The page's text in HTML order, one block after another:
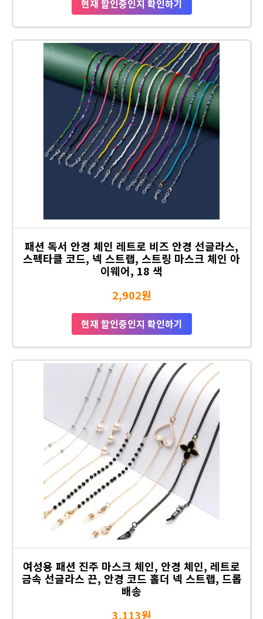
현재 할인중인지 확인하기
패션 독서 안경 체인 레트로 비즈 안경 선글라스,
스펙타클 코드, 넥 스트랩, 스트링 마스크 체인 아
이웨어, 18 색
2,902원
현재 할인중인지 확인하기
여성용 패션 진주 마스크 체인, 안경 체인, 레트로
금속 선글라스 끈, 안경 코드 홀더 넥 스트랩, 드롭
배송
3,113원